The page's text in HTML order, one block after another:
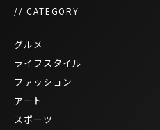
// CATEGORY
グルメ
ライフスタイル
ファッション
アート
スポーツ